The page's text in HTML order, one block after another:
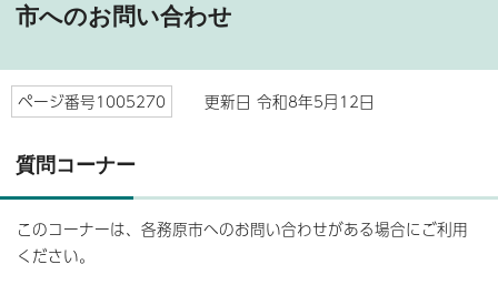
市へのお問い合わせ
ページ番号1005270 更新日 令和8年5月12日
質問コーナー
このコーナーは、各務原市へのお問い合わせがある場合にご利用
ください。